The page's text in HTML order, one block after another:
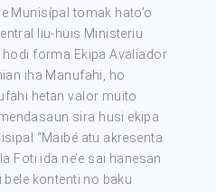
Munisípal tomak hato’o
liu-huis Ministeriu
forma Ekipa Avaliador
iha Manufahi, ho
hetan valor muito
sira husi ekipa
“Maibé atu akresenta
Foti ida ne’e sai hanesan
kontenti no baku